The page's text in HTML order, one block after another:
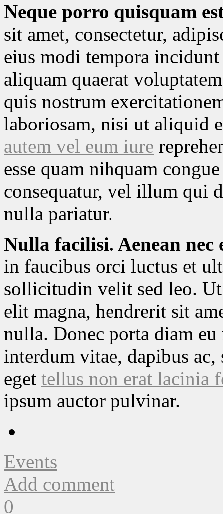
Neque porro quisquam
sit amet, consectetur,
eius modi tempora
aliquam quaerat
quis nostrum
laboriosam, nisi ut aliquid
autem vel eum iure
esse quam nihquam
consequatur, vel illum qui
nulla pariatur.
Nulla facilisi. Aenean nec
in faucibus orci luctus et
sollicitudin velit sed leo. Ut
elit magna, hendrerit sit
nulla. Donec porta diam
interdum vitae, dapibus ac,
eget tellus non erat lacinia
ipsum auctor pulvinar.
Events
Add comment
0